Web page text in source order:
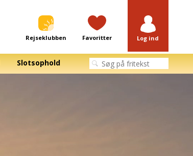
Rejseklubben Favoritter Log ind
Slotsophold